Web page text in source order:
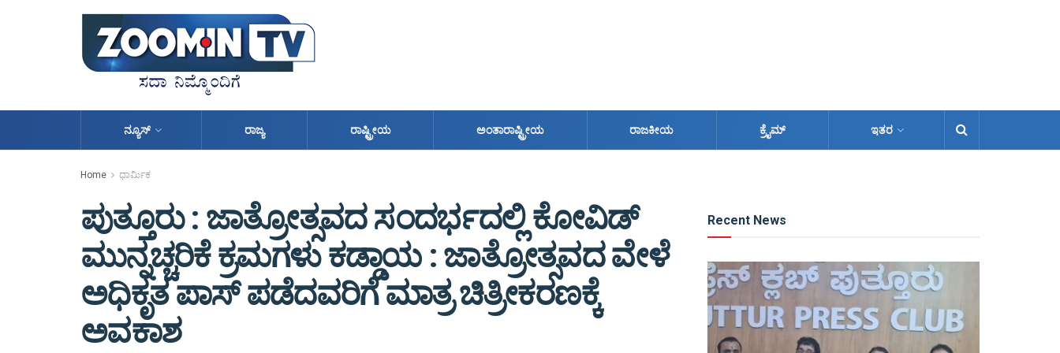
ನ್ಯೂಸ್ ರಾಜ್ಯ ರಾಷ್ಟ್ರೀಯ ಅಂತಾರಾಷ್ಟ್ರೀಯ ರಾಜಕೀಯ ಕ್ರೈಮ್ ಇತರ
Home ಧಾರ್ಮಿಕ
ಪುತ್ತೂರು : ಜಾತ್ರೋತ್ಸವದ ಸಂದರ್ಭದಲ್ಲಿ ಕೋವಿಡ್
ಮುನ್ನಚ್ಚರಿಕೆ ಕ್ರಮಗಳು ಕಡ್ಡಾಯ : ಜಾತ್ರೋತ್ಸವದ ವೇಳೆ
ಅಧಿಕೃತ ಪಾಸ್ ಪಡೆದವರಿಗೆ ಮಾತ್ರ ಚಿತ್ರೀಕರಣಕ್ಕೆ
ಅವಕಾಶ
Recent News